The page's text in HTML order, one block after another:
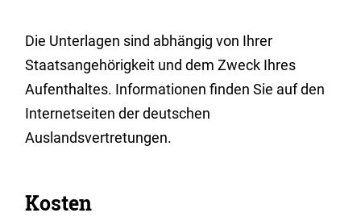
Die Unterlagen sind abhängig von Ihrer
Staatsangehörigkeit und dem Zweck Ihres
Aufenthaltes. Informationen finden Sie auf den
Internetseiten der deutschen
Auslandsvertretungen.
Kosten